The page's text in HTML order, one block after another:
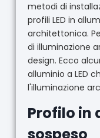
metodi di
profili LED in
architettonica.
di illuminazione
design. Ecco
alluminio a LED
l'illuminazione
Profilo in